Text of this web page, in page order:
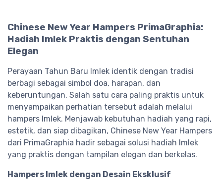
Chinese New Year Hampers PrimaGraphia:
Hadiah Imlek Praktis dengan Sentuhan
Elegan
Perayaan Tahun Baru Imlek identik dengan tradisi
berbagi sebagai simbol doa, harapan, dan
keberuntungan. Salah satu cara paling praktis untuk
menyampaikan perhatian tersebut adalah melalui
hampers Imlek. Menjawab kebutuhan hadiah yang rapi,
estetik, dan siap dibagikan, Chinese New Year Hampers
dari PrimaGraphia hadir sebagai solusi hadiah Imlek
yang praktis dengan tampilan elegan dan berkelas.
Hampers Imlek dengan Desain Eksklusif